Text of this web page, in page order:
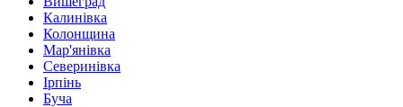
Калинівка
Колонщина
Мар'янівка
Северинівка
Ірпінь
Буча